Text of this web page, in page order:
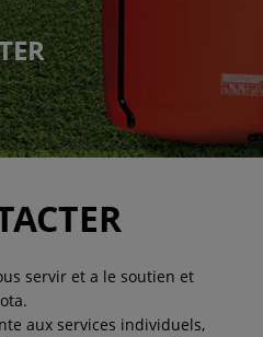
servir et a le soutien et
aux services individuels,